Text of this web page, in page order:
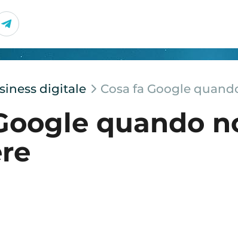
digitale Cosa fa Google
quando